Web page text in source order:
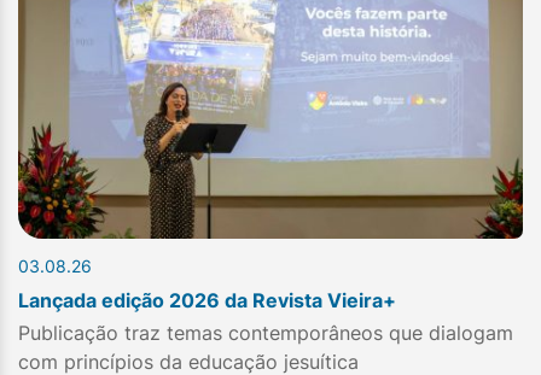
03.08.26
Lançada edição 2026 da Revista Vieira+
Publicação traz temas contemporâneos que dialogam
com princípios da educação jesuítica